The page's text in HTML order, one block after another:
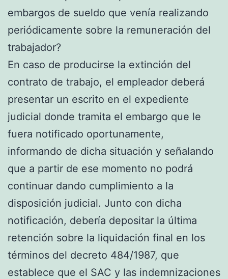
embargos de sueldo que venía realizando
periódicamente sobre la remuneración del
trabajador?
En caso de producirse la extinción del
contrato de trabajo, el empleador deberá
presentar un escrito en el expediente
judicial donde tramita el embargo que le
fuera notificado oportunamente,
informando de dicha situación y señalando
que a partir de ese momento no podrá
continuar dando cumplimiento a la
disposición judicial. Junto con dicha
notificación, debería depositar la última
retención sobre la liquidación final en los
términos del decreto 484/1987, que
establece que el SAC y las indemnizaciones